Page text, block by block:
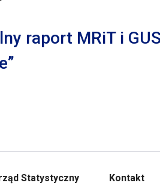
raport MRiT i
Statystyczny Kontakt